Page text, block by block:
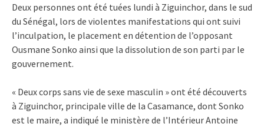
Deux personnes ont été tuées lundi à Ziguinchor, dans le sud
du Sénégal, lors de violentes manifestations qui ont suivi
l’inculpation, le placement en détention de l’opposant
Ousmane Sonko ainsi que la dissolution de son parti par le
gouvernement.
« Deux corps sans vie de sexe masculin » ont été découverts
à Ziguinchor, principale ville de la Casamance, dont Sonko
est le maire, a indiqué le ministère de l’Intérieur Antoine